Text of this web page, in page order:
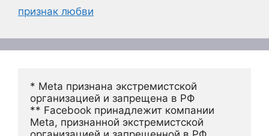
признак любви
* Meta признана экстремистской
организацией и запрещена в РФ
** Facebook принадлежит компании
Meta, признанной экстремистской